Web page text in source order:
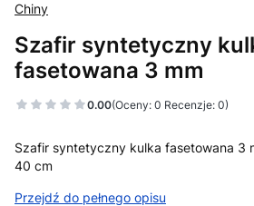
Chiny
Szafir syntetyczny
fasetowana 3 mm
0.00(Oceny: 0 Recenzje: 0)
Szafir syntetyczny kulka fasetowana 3
40 cm
Przejdź do pełnego opisu